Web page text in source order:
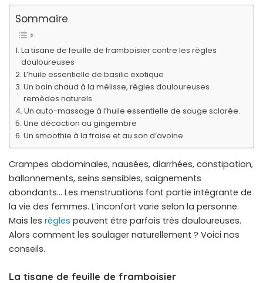
Sommaire
La tisane de feuille de framboisier contre les règles
douloureuses
L’huile essentielle de basilic exotique
Un bain chaud à la mélisse, règles douloureuses
remèdes naturels
Un auto-massage à l’huile essentielle de sauge sclarée.
Une décoction au gingembre
Un smoothie à la fraise et au son d’avoine
Crampes abdominales, nausées, diarrhées, constipation,
ballonnements, seins sensibles, saignements
abondants… Les menstruations font partie intégrante de
la vie des femmes. L’inconfort varie selon la personne.
Mais les règles peuvent être parfois très douloureuses.
Alors comment les soulager naturellement ? Voici nos
conseils.
La tisane de feuille de framboisier